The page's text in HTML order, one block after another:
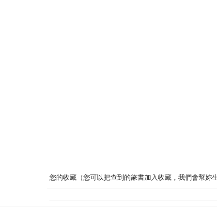
您的收藏（您可以把查到的篆書加入收藏，我們會幫妳